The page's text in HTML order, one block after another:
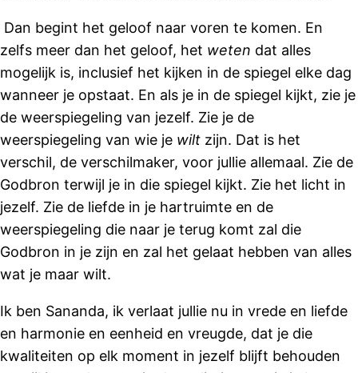
Dan begint het geloof naar voren te komen. En
zelfs meer dan het geloof, het weten dat alles
mogelijk is, inclusief het kijken in de spiegel elke dag
wanneer je opstaat. En als je in de spiegel kijkt, zie je
de weerspiegeling van jezelf. Zie je de
weerspiegeling van wie je wilt zijn. Dat is het
verschil, de verschilmaker, voor jullie allemaal. Zie de
Godbron terwijl je in die spiegel kijkt. Zie het licht in
jezelf. Zie de liefde in je hartruimte en de
weerspiegeling die naar je terug komt zal die
Godbron in je zijn en zal het gelaat hebben van alles
wat je maar wilt.
Ik ben Sananda, ik verlaat jullie nu in vrede en liefde
en harmonie en eenheid en vreugde, dat je die
kwaliteiten op elk moment in jezelf blijft behouden